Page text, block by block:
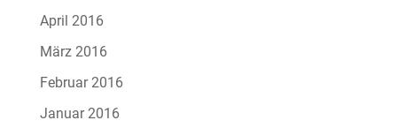
April 2016
März 2016
Februar 2016
Januar 2016